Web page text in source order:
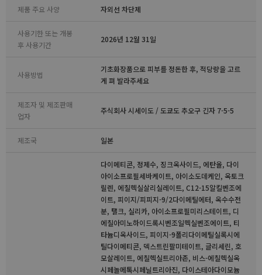
제품 주요 사양 자외선 차단제
사용기한 또는 개봉
후 사용기간
2026년 12월 31일
사용방법
기초화장품으로 피부를 정돈한 후, 적당량을 고르
게 펴 발라주세요
제조자 및 제조판매
업자
주식회사 시세이도 / 도쿄도 추오구 긴자 7-5-5
제조국 일본
다이메티콘, 정제수, 징크옥사이드, 에탄올, 다이
아이소프로필세바케이트, 아이소도데케인, 옥토크
릴렌, 에칠헥실살리실레이트, C12-15알킬벤조에
이트, 피이지/피피지-9/2다이메틸에터, 옥수수전
분, 탤크, 실리카, 아이소프로필미리스테이트, 디
에칠아미노하이드록시벤조일헥실벤조에이트, 티
타늄디옥사이드, 피이지-9폴리다이메틸실록시에
틸다이메티콘, 덱스트린팔미테이트, 글리세린, 호
모살레이트, 에칠헥실트리아존, 비스-에칠헥실옥
시페놀메톡시페닐트리아진, 다이스테아다이모늄